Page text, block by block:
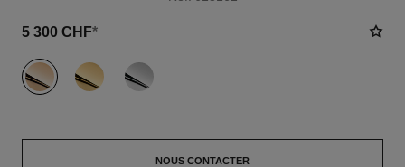
5 300 CHF*
variante (3)
NOUS CONTACTER